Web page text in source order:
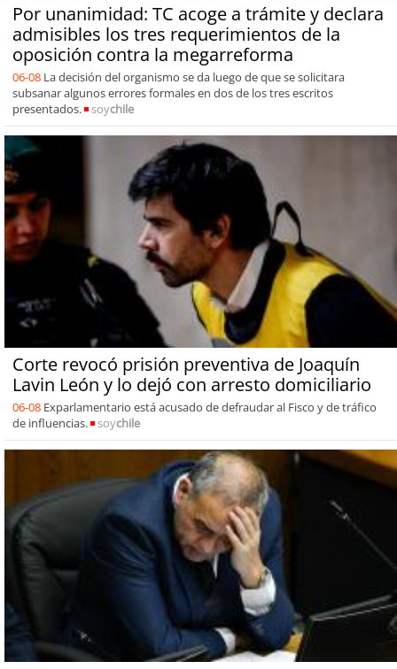
Por unanimidad: TC acoge a trámite y declara
admisibles los tres requerimientos de la
oposición contra la megarreforma
06-08 La decisión del organismo se da luego de que se solicitara
subsanar algunos errores formales en dos de los tres escritos
presentados.
soychile
Corte revocó prisión preventiva de Joaquín
Lavin León y lo dejó con arresto domiciliario
06-08 Exparlamentario está acusado de defraudar al Fisco y de tráfico
de influencias.
soychile